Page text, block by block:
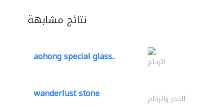
نتائج مشابهة
aohong special glass.. الزجاج
wanderlust stone الحجر والرخام